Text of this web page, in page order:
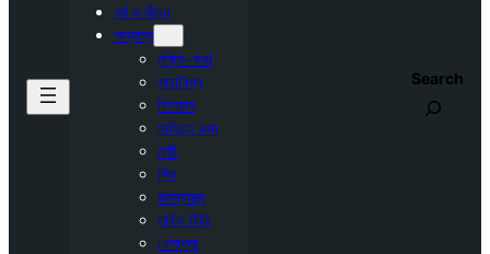
ধর্ম ও জীবন
অন্যান্য
মুক্তি-কথা
সারাবিশ্ব
বিনোদন
সাহিত্য কথা
নারী
শিশু
জনস্বাস্থ্য
লাইভ টিভি
খেলাধুলা
Search